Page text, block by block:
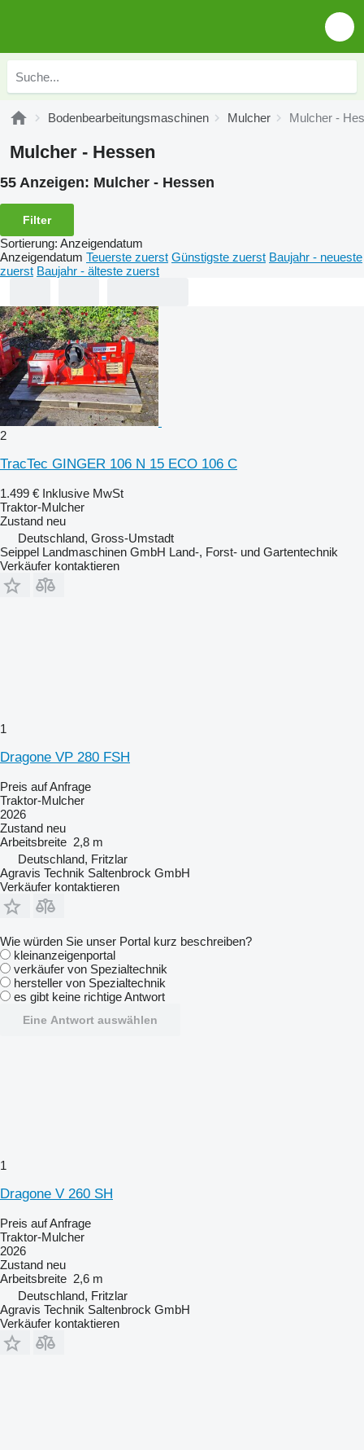
Bodenbearbeitungsmaschinen Mulcher Mulcher -
Mulcher - Hessen
55 Anzeigen: Mulcher - Hessen
Filter
Sortierung: Anzeigendatum
Anzeigendatum Teuerste zuerst Günstigste zuerst Baujahr - neueste
zuerst Baujahr - älteste zuerst
2
TracTec GINGER 106 N 15 ECO 106 C
1.499 € Inklusive MwSt
Traktor-Mulcher
Zustand neu
Deutschland, Gross-Umstadt
Seippel Landmaschinen GmbH Land-, Forst- und Gartentechnik
Verkäufer kontaktieren
1
Dragone VP 280 FSH
Preis auf Anfrage
Traktor-Mulcher
2026
Zustand neu
Arbeitsbreite 2,8 m
Deutschland, Fritzlar
Agravis Technik Saltenbrock GmbH
Verkäufer kontaktieren
Wie würden Sie unser Portal kurz beschreiben?
kleinanzeigenportal
verkäufer von Spezialtechnik
hersteller von Spezialtechnik
es gibt keine richtige Antwort
Eine Antwort auswählen
1
Dragone V 260 SH
Preis auf Anfrage
Traktor-Mulcher
2026
Zustand neu
Arbeitsbreite 2,6 m
Deutschland, Fritzlar
Agravis Technik Saltenbrock GmbH
Verkäufer kontaktieren